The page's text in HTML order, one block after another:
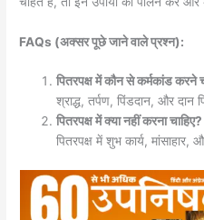
FAQs (अक्सर पूछे जाने वाले प्रश्न):
पितरपक्ष में कौन से कर्मकांड करने
श्राद्ध, तर्पण, पिंडदान, और दान
पितरपक्ष में क्या नहीं करना चाहिए?
पितरपक्ष में शुभ कार्य,